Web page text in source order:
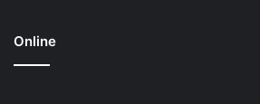
Online